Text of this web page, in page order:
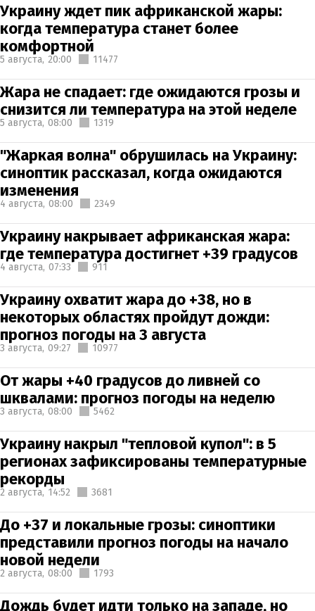
Украину ждет пик африканской жары:
когда температура станет более
комфортной
5 августа, 20:00 11477
Жара не спадает: где ожидаются грозы и
снизится ли температура на этой неделе
5 августа, 08:00 1319
"Жаркая волна" обрушилась на Украину:
синоптик рассказал, когда ожидаются
изменения
4 августа, 08:00 2349
Украину накрывает африканская жара:
где температура достигнет +39 градусов
4 августа, 07:33 911
Украину охватит жара до +38, но в
некоторых областях пройдут дожди:
прогноз погоды на 3 августа
3 августа, 09:27 10977
От жары +40 градусов до ливней со
шквалами: прогноз погоды на неделю
3 августа, 08:00 5462
Украину накрыл "тепловой купол": в 5
регионах зафиксированы температурные
рекорды
2 августа, 14:52 3681
До +37 и локальные грозы: синоптики
представили прогноз погоды на начало
новой недели
2 августа, 08:00 1793
Дождь будет идти только на западе, но